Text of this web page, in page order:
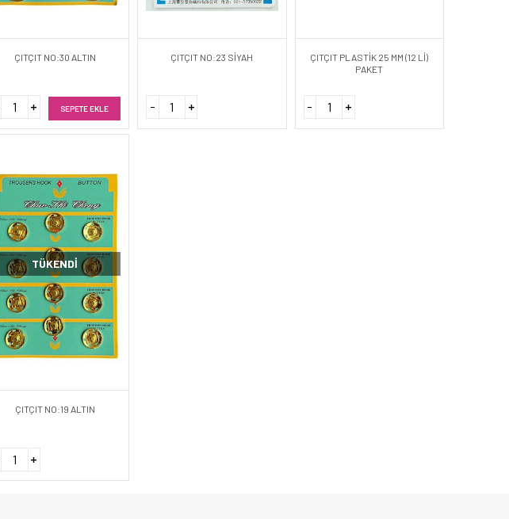
ÇITÇIT NO:30 ALTIN
SEPETE EKLE
ÇITÇIT NO:23 SİYAH
ÇITÇIT PLASTİK 25 MM (12 Lİ)
PAKET
TÜKENDI
ÇITÇIT NO:19 ALTIN